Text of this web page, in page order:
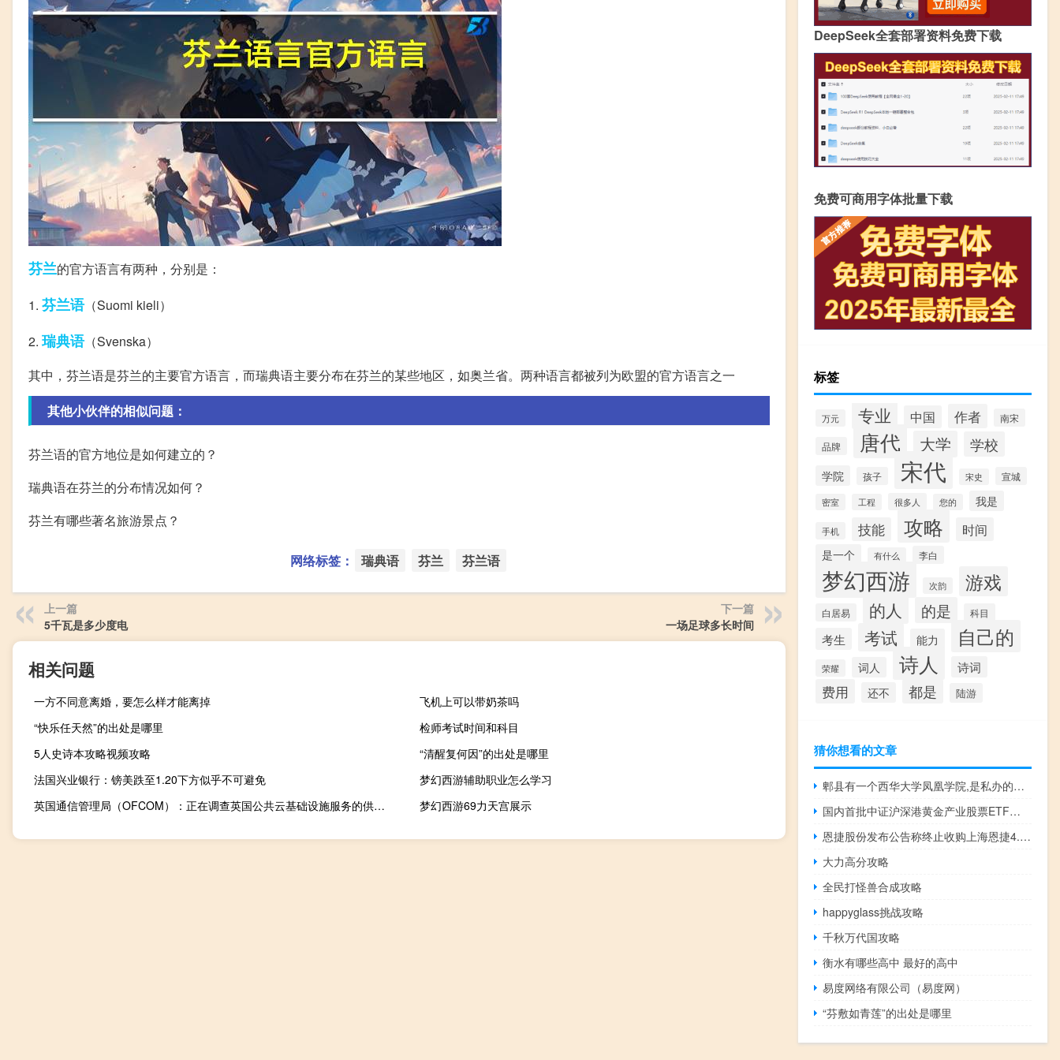
芬兰的官方语言有两种，分别是：
1. 芬兰语（Suomi kieli）
2. 瑞典语（Svenska）
其中，芬兰语是芬兰的主要官方语言，而瑞典语主要分布在芬兰的某些地区，如奥兰省。两种语言都被列为欧盟的官方语言之一
其他小伙伴的相似问题：
芬兰语的官方地位是如何建立的？
瑞典语在芬兰的分布情况如何？
芬兰有哪些著名旅游景点？
网络标签： 瑞典语 芬兰 芬兰语
上一篇
5千瓦是多少度电
下一篇
一场足球多长时间
相关问题
一方不同意离婚，要怎么样才能离掉
飞机上可以带奶茶吗
“快乐任天然”的出处是哪里
检师考试时间和科目
5人史诗本攻略视频攻略
“清醒复何因”的出处是哪里
法国兴业银行：镑美跌至1.20下方似乎不可避免
梦幻西游辅助职业怎么学习
英国通信管理局（OFCOM）：正在调查英国公共云基础设施服务的供应情况；将于2025年4月前结束调查
梦幻西游69力天宫展示
DeepSeek全套部署资料免费下载
免费可商用字体批量下载
标签
万元 专业 中国 作者 南宋
品牌 唐代 大学 学校
学院 孩子 宋代 宋史 宣城
密室 工程 很多人 您的 我是
手机 技能 攻略 时间
是一个 有什么 李白
梦幻西游 次韵 游戏
白居易 的人 的是 科目
考生 考试 能力 自己的
荣耀 词人 诗人 诗词
费用 还不 都是 陆游
猜你想看的文章
郫县有一个西华大学凤凰学院,是私办的哇 西华大学凤凰学院
国内首批中证沪深港黄金产业股票ETF获批 华夏、永赢拔头筹
恩捷股份发布公告称终止收购上海恩捷4.78%的股权该股权在此前公布的交易预案中作价26.13亿元
大力高分攻略
全民打怪兽合成攻略
happyglass挑战攻略
千秋万代国攻略
衡水有哪些高中 最好的高中
易度网络有限公司（易度网）
“芬敷如青莲”的出处是哪里